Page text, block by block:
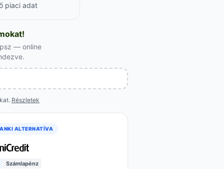
piaci adat
— online
Részletek
ALTERNATÍVA
Számlapénz